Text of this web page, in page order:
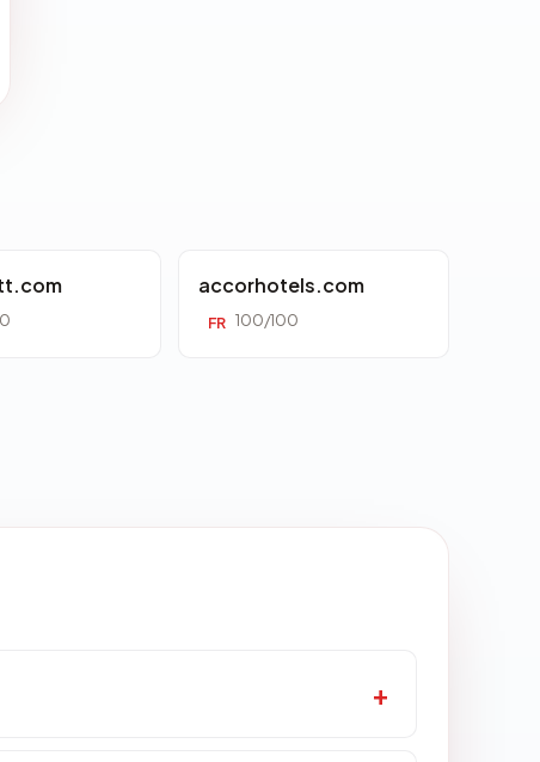
accorhotels.com
FR 100/100